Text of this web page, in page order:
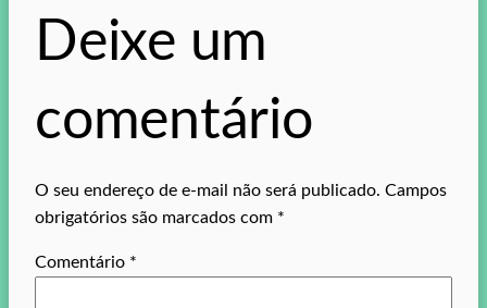
Deixe um
comentário
O seu endereço de e-mail não será publicado. Campos
obrigatórios são marcados com *
Comentário *